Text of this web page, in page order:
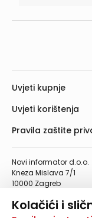
Kolačići i
Novi informator d.o.o.
Kneza Mislava 7/1
10000 Zagreb
Telefaks: 01/4612-553
info@informator.hr
Uvjeti kupnje
Uvjeti korištenja
Pravila zaštite